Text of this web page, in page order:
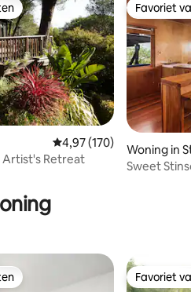
5, 276 recensies
Gemiddelde beoordeling
4,97 (170)
Artist's Retreat
Favoriet
Favoriet
Woning in
Sweet
Favoriet
Favoriet